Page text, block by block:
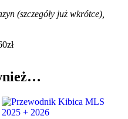
(szczegóły już wkrótce),